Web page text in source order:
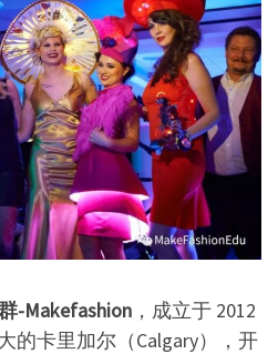
-Makefashion ，成立于 2012
的卡里加尔（Calgary），开